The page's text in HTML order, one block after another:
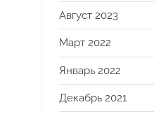
Август 2023
Март 2022
Январь 2022
Декабрь 2021